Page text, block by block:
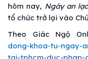
hôm nay, Ngày an lạc
tổ chức trở lại vào
Theo Giác Ngộ
dong-khoa-tu-ngay-